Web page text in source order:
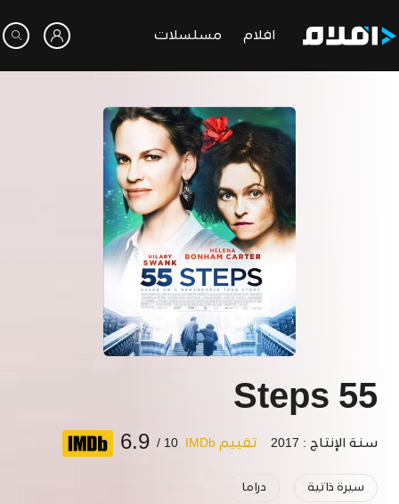
افلام مسلسلات
55 Steps
سنة الإنتاج : 2017 تقييم IMDb 10 /
6.9
سيرة ذاتية دراما